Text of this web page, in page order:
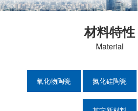
材料特性
Material
氧化物陶瓷 氮化硅陶瓷